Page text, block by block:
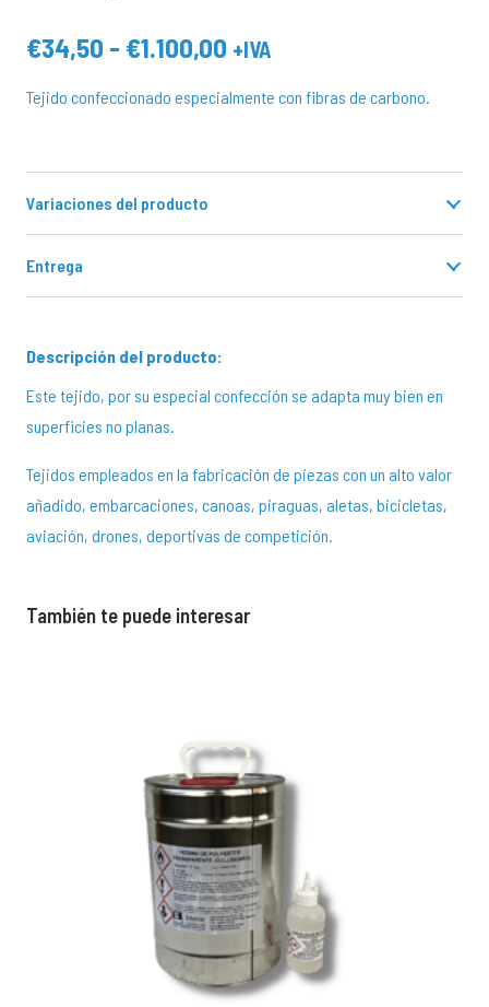
€34,50 - €1.100,00 Rango
precios:
€34,50
€1.100,00
+IVA
Tejido confeccionado especialmente con fibras de carbono.
Variaciones del producto
Entrega
Descripción del producto:
Este tejido, por su especial confección se adapta muy bien en
superficies no planas.
Tejidos empleados en la fabricación de piezas con un alto valor
añadido, embarcaciones, canoas, piraguas, aletas, bicicletas,
aviación, drones, deportivas de competición.
También te puede interesar